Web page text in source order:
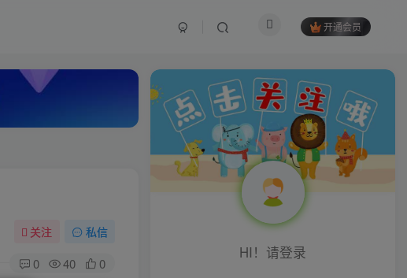
开通会员
关注 私信
0 40 0
HI！请登录